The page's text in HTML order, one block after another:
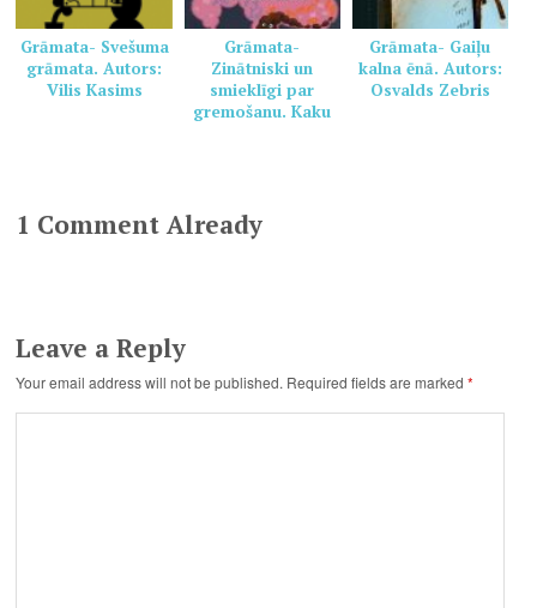
Grāmata- Svešuma
grāmata. Autors:
Vilis Kasims
Grāmata-
Zinātniski un
smieklīgi par
gremošanu. Kaku
Grāmata- Gaiļu
kalna ēnā. Autors:
Osvalds Zebris
1 Comment Already
Leave a Reply
Your email address will not be published. Required fields are marked*